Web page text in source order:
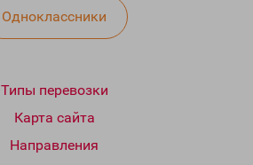
Одноклассники
Типы перевозки
Карта сайта
Направления